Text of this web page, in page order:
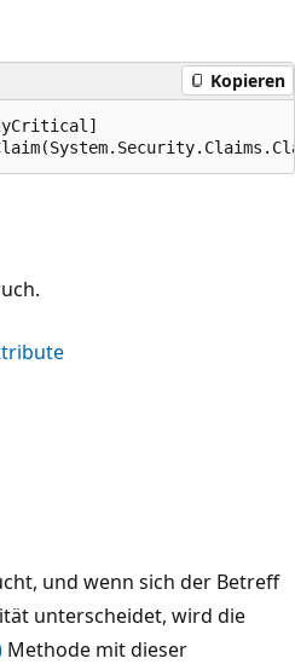
Kopieren
und wenn sich der Betreff
unterscheidet, wird die
Methode mit dieser